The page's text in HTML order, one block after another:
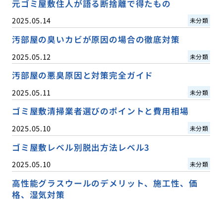
元ゴミ屋敷住人が語る断捨離で得たもの
2025.05.14 未分類
汚部屋の臭いカビが原因の場合の徹底対策
2025.05.12 未分類
汚部屋の悪臭原因と対策完全ガイド
2025.05.11 未分類
ゴミ屋敷清掃業者選びのポイントと費用相場
2025.05.10 未分類
ゴミ屋敷レベル別脱出方法レベル3
2025.05.10 未分類
高性能グラスウールのデメリット、施工性、価
格、湿気対策